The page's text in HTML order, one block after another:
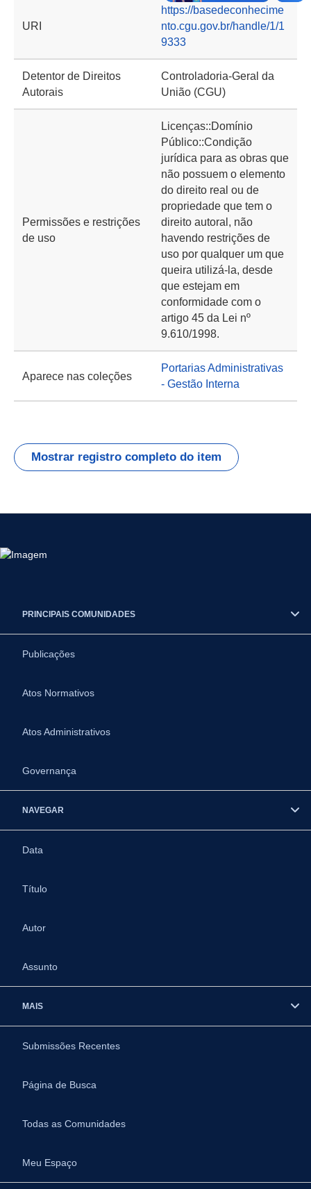
URI
https://basedeconhecime
nto.cgu.gov.br/handle/1/1
9333
Detentor de Direitos
Autorais
Controladoria-Geral da
União (CGU)
Permissões e restrições
de uso
Licenças::Domínio
Público::Condição
jurídica para as obras que
não possuem o elemento
do direito real ou de
propriedade que tem o
direito autoral, não
havendo restrições de
uso por qualquer um que
queira utilizá-la, desde
que estejam em
conformidade com o
artigo 45 da Lei nº
9.610/1998.
Aparece nas coleções
Portarias Administrativas
- Gestão Interna
Mostrar registro completo do item
PRINCIPAIS COMUNIDADES
Publicações
Atos Normativos
Atos Administrativos
Governança
NAVEGAR
Data
Título
Autor
Assunto
MAIS
Submissões Recentes
Página de Busca
Todas as Comunidades
Meu Espaço